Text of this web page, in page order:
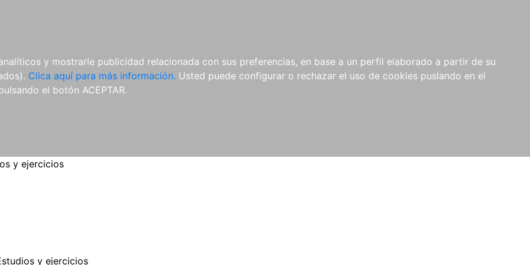
y mostrarle publicidad relacionada con sus preferencias, en base a un perfil elaborado a partir de su
Clica aquí para más información. Usted puede configurar o rechazar el uso de cookies puslando en el
el botón ACEPTAR.
REVISTAS
CDS Y
DVDS
MATERIAL
COMPLEMENTARIO
NOVEDADES NOTICIAS
COMPRAS
INSTITUCIONALES
y ejercicios
y ejercicios